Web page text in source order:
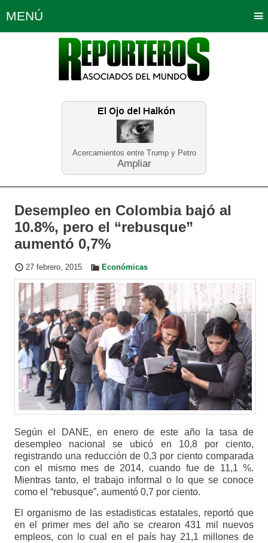
Acercamientos entre Trump y Petro
Ampliar
MENÚ
Política Opinión Bogotá
Planeta Tierra Deportes
Educación Neira
Desempleo en Colombia bajó al
10.8%, pero el “rebusque”
aumentó 0,7%
27 febrero, 2015 Económicas
Según el DANE, en enero de este año la tasa de
desempleo nacional se ubicó en 10,8 por ciento,
registrando una reducción de 0,3 por ciento comparada
con el mismo mes de 2014, cuando fue de 11,1 %.
Mientras tanto, el trabajo informal o lo que se conoce
como el “rebusque”, aumentó 0,7 por ciento.
El organismo de las estadisticas estatales, reportó que
en el primer mes del año se crearon 431 mil nuevos
empleos, con lo cual en el país hay 21,1 millones de